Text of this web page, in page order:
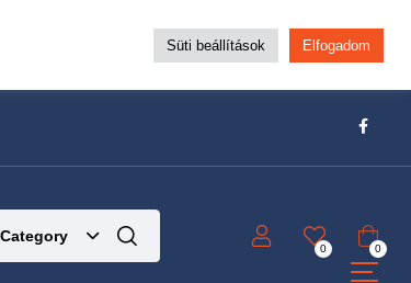
ide kattintva!
0 0
Süti beállítások Elfogadom